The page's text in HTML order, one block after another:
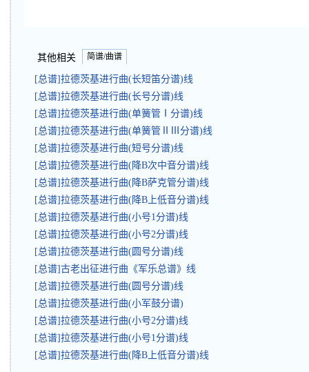
其他相关 简谱/曲谱
[总谱]拉德茨基进行曲(长短笛分谱)线
[总谱]拉德茨基进行曲(长号分谱)线
[总谱]拉德茨基进行曲(单簧管Ⅰ分谱)线
[总谱]拉德茨基进行曲(单簧管ⅡⅢ分谱)线
[总谱]拉德茨基进行曲(短号分谱)线
[总谱]拉德茨基进行曲(降B次中音分谱)线
[总谱]拉德茨基进行曲(降B萨克管分谱)线
[总谱]拉德茨基进行曲(降B上低音分谱)线
[总谱]拉德茨基进行曲(小号1分谱)线
[总谱]拉德茨基进行曲(小号2分谱)线
[总谱]拉德茨基进行曲(圆号分谱)线
[总谱]古老出征进行曲《军乐总谱》线
[总谱]拉德茨基进行曲(圆号分谱)线
[总谱]拉德茨基进行曲(小军鼓分谱)
[总谱]拉德茨基进行曲(小号2分谱)线
[总谱]拉德茨基进行曲(小号1分谱)线
[总谱]拉德茨基进行曲(降B上低音分谱)线